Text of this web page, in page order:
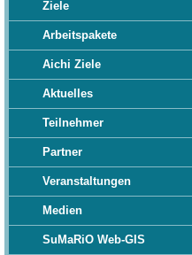
Ziele
Arbeitspakete
Aichi Ziele
Aktuelles
Teilnehmer
Partner
Veranstaltungen
Medien
SuMaRiO Web-GIS